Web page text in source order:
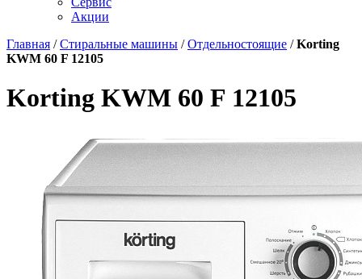
Акции
Главная /Стиральные машины /Отдельностоящие /Korting
KWM 60 F 12105
Korting KWM 60 F 12105